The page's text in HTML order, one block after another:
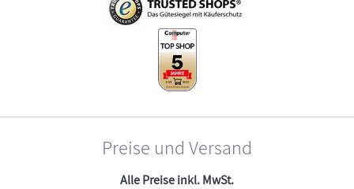
Preise und Versand
Alle Preise inkl. MwSt.